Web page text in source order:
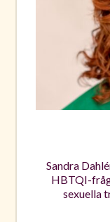
Sandra
HBTQI-
sexuella